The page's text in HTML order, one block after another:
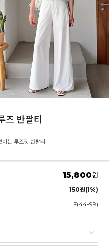
즈 반팔티
는 루즈핏 반팔티
15,800원
150원(1%)
F(44-99)